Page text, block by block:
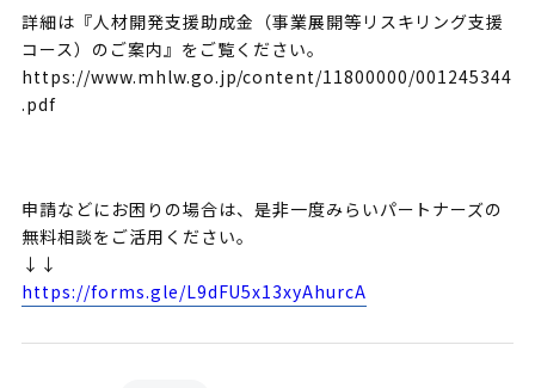
詳細は『人材開発支援助成金（事業展開等リスキリング支援
コース）のご案内』をご覧ください。
https://www.mhlw.go.jp/content/11800000/001245344
.pdf
申請などにお困りの場合は、是非一度みらいパートナーズの
無料相談をご活用ください。
↓↓
https://forms.gle/L9dFU5x13xyAhurcA